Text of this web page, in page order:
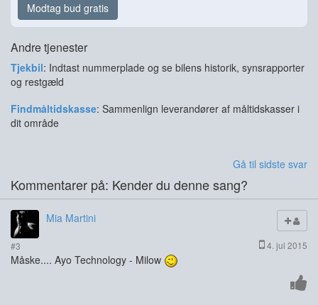
Modtag bud gratis
Andre tjenester
Tjekbil: Indtast nummerplade og se bilens historik, synsrapporter
og restgæld
Findmåltidskasse: Sammenlign leverandører af måltidskasser i
dit område
Gå til sidste svar
Kommentarer på: Kender du denne sang?
Mia Martini
#3 4. jul 2015
Måske.... Ayo Technology - Milow